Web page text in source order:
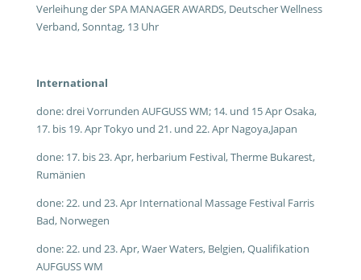
Verleihung der SPA MANAGER AWARDS, Deutscher Wellness
Verband, Sonntag, 13 Uhr
International
done: drei Vorrunden AUFGUSS WM; 14. und 15 Apr Osaka,
17. bis 19. Apr Tokyo und 21. und 22. Apr Nagoya,Japan
done: 17. bis 23. Apr, herbarium Festival, Therme Bukarest,
Rumänien
done: 22. und 23. Apr International Massage Festival Farris
Bad, Norwegen
done: 22. und 23. Apr, Waer Waters, Belgien, Qualifikation
AUFGUSS WM